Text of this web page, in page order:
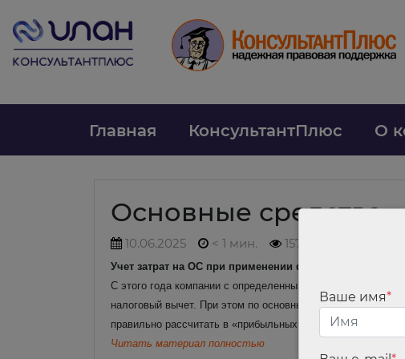
Главная КонсультантПлюс О
Основные средства
10.06.2025 < 1 мин. 157
Учет затрат на ОС при применении федерального
С этого года компании с определенным видом
налоговый вычет. При этом по основным средствам, в
правильно рассчитать в «прибыльных» целях суммы
Читать материал полностью
Ваше имя*